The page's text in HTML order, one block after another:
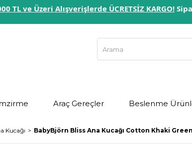
TL ve Üzeri Alışverişlerde ÜCRETSİZ KARGO!
Araç Gereçler Beslenme
Kucağı BabyBjörn Bliss Ana Kucağı Cotton Khaki